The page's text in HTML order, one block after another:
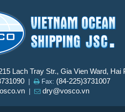
Lach Tray Str., Gia Vien Ward, Hai
Fax: (84-225)3731007
dry@vosco.vn